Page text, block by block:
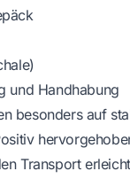
und Handhabung
besonders auf
Transport